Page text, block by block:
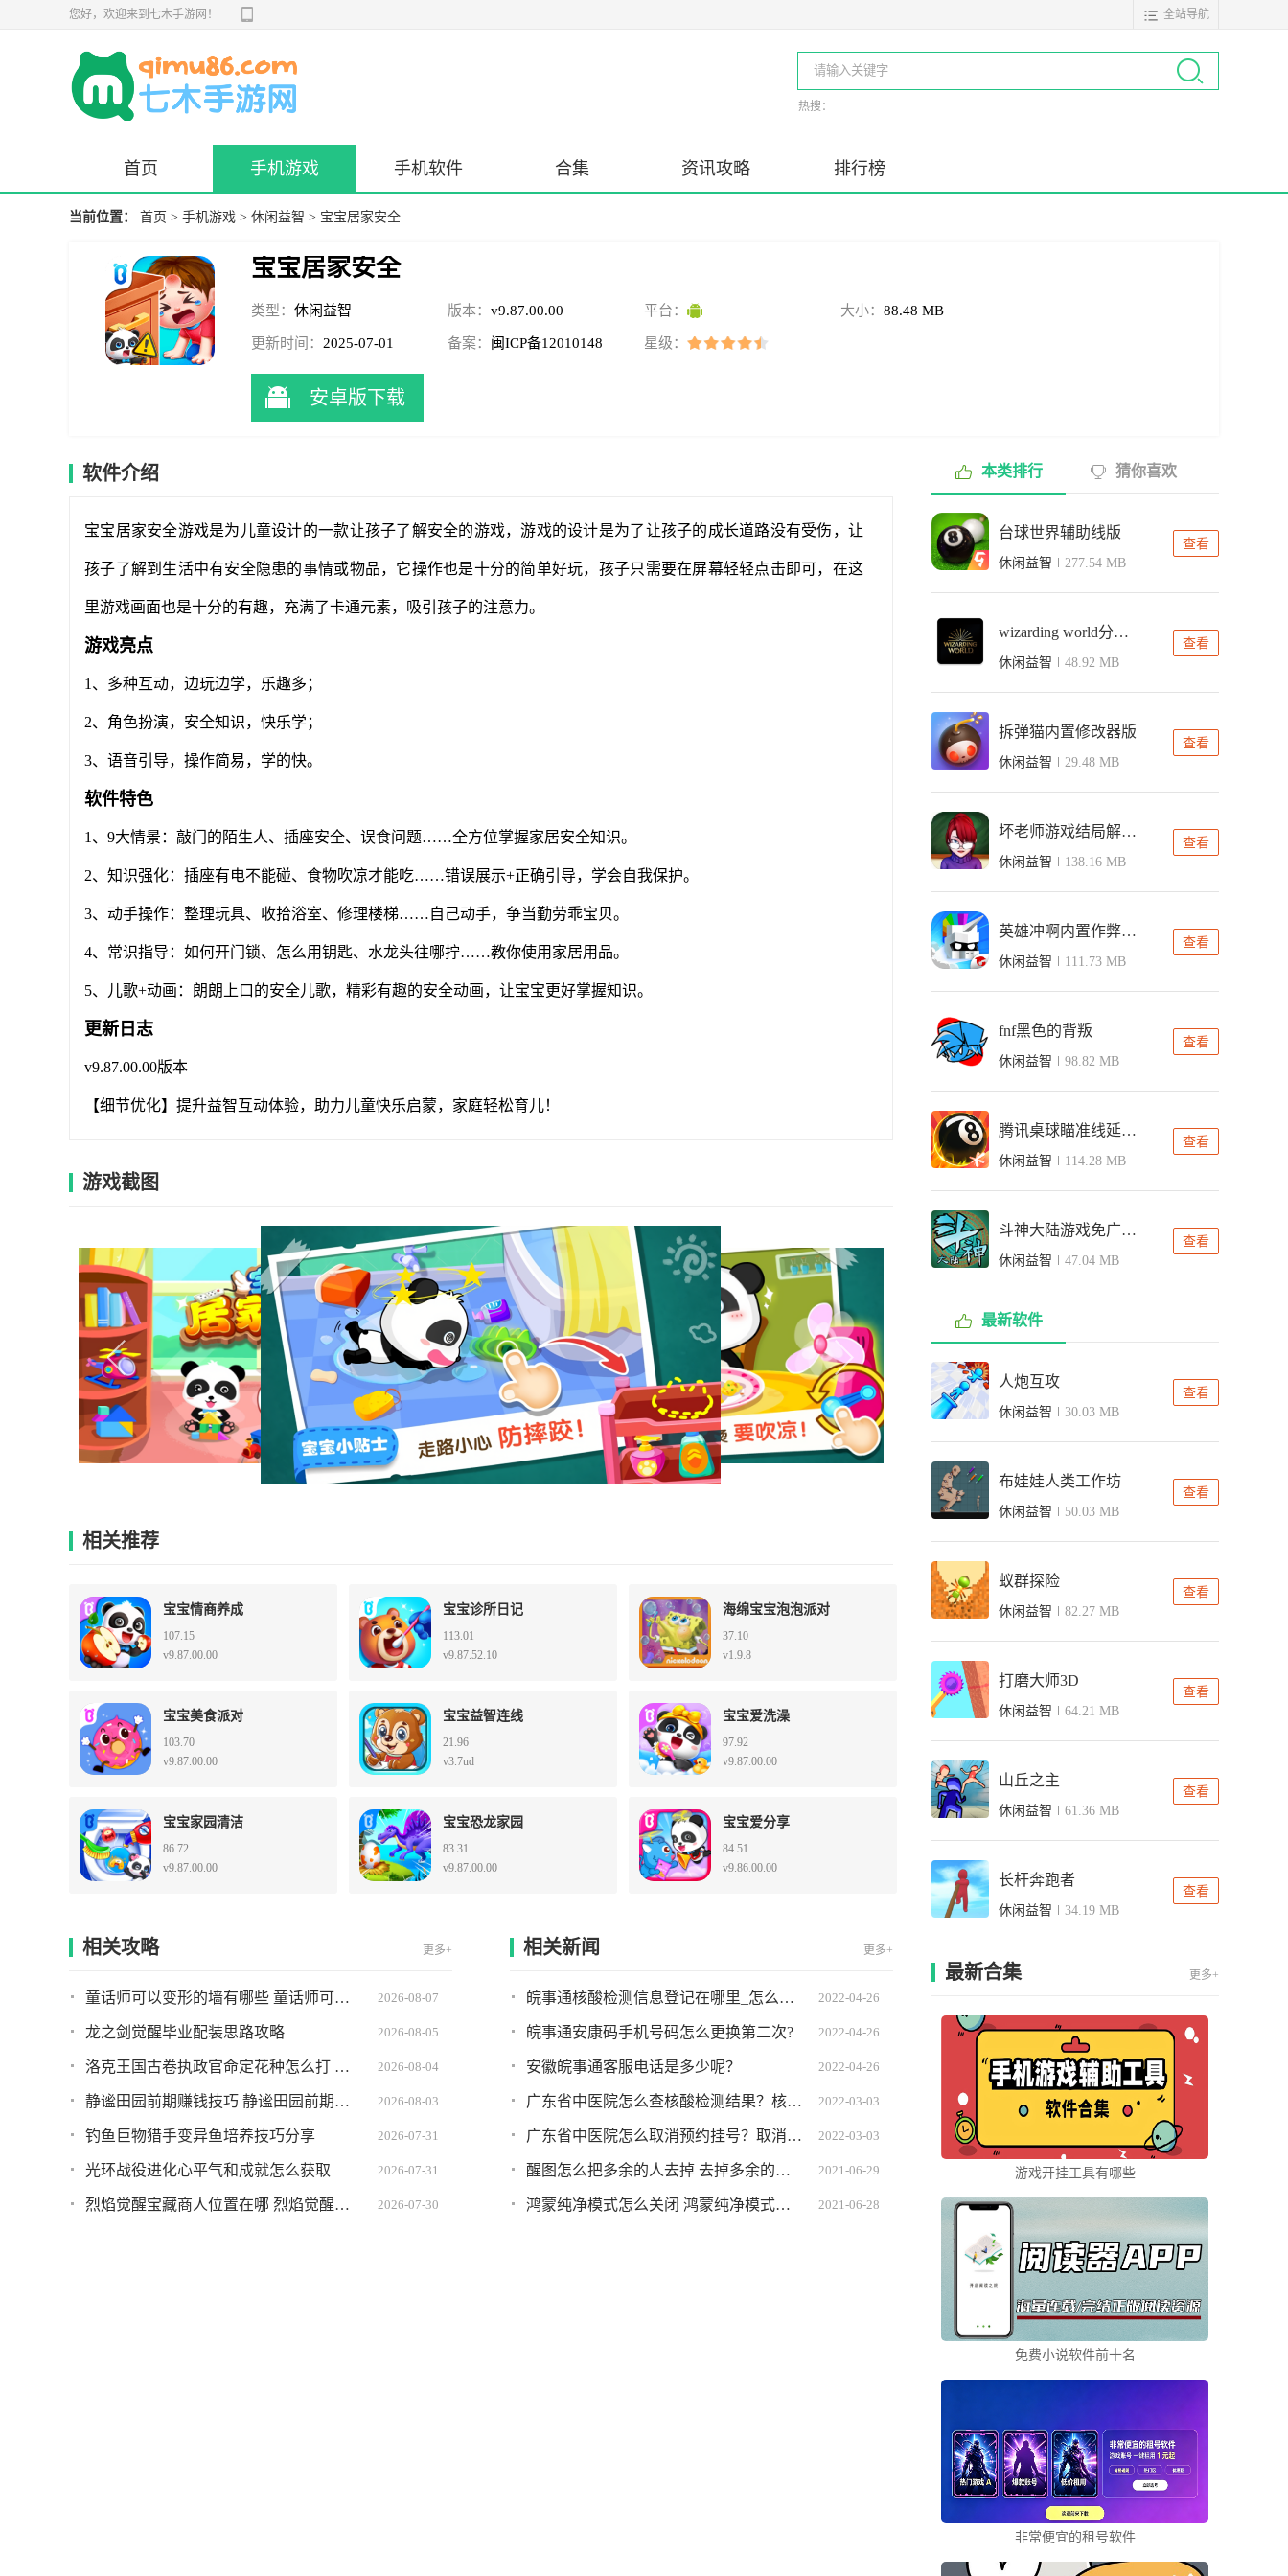
您好，欢迎来到七木手游网！ 全站导航
热搜：
首页 手机游戏 手机软件 合集 资讯攻略 排行榜
当前位置： 首页 > 手机游戏 > 休闲益智 > 宝宝居家安全
宝宝居家安全
类型： 休闲益智 版本： v9.87.00.00 平台： 大小： 88.48 MB
更新时间： 2025-07-01
17:49:00
备案： 闽ICP备12010148 星级：
安卓版下载
软件介绍
宝宝居家安全游戏是为儿童设计的一款让孩子了解安全的游戏，游戏的设计是为了让孩子的成长道路没有受伤，让
孩子了解到生活中有安全隐患的事情或物品，它操作也是十分的简单好玩，孩子只需要在屏幕轻轻点击即可，在这
里游戏画面也是十分的有趣，充满了卡通元素，吸引孩子的注意力。
游戏亮点
1、多种互动，边玩边学，乐趣多；
2、角色扮演，安全知识，快乐学；
3、语音引导，操作简易，学的快。
软件特色
1、9大情景：敲门的陌生人、插座安全、误食问题……全方位掌握家居安全知识。
2、知识强化：插座有电不能碰、食物吹凉才能吃……错误展示+正确引导，学会自我保护。
3、动手操作：整理玩具、收拾浴室、修理楼梯……自己动手，争当勤劳乖宝贝。
4、常识指导：如何开门锁、怎么用钥匙、水龙头往哪拧……教你使用家居用品。
5、儿歌+动画：朗朗上口的安全儿歌，精彩有趣的安全动画，让宝宝更好掌握知识。
更新日志
v9.87.00.00版本
【细节优化】提升益智互动体验，助力儿童快乐启蒙，家庭轻松育儿！
游戏截图
相关推荐
宝宝情商养成
107.15
v9.87.00.00
宝宝诊所日记
113.01
v9.87.52.10
海绵宝宝泡泡派对
37.10
v1.9.8
宝宝美食派对
103.70
v9.87.00.00
宝宝益智连线
21.96
v3.7ud
宝宝爱洗澡
97.92
v9.87.00.00
宝宝家园清洁
86.72
v9.87.00.00
宝宝恐龙家园
83.31
v9.87.00.00
宝宝爱分享
84.51
v9.86.00.00
相关攻略 更多+
童话师可以变形的墙有哪些 童话师可以变形的墙推荐 2026-08-07
龙之剑觉醒毕业配装思路攻略 2026-08-05
洛克王国古卷执政官命定花种怎么打 古卷执政官命定花种打法攻略 2026-08-04
静谧田园前期赚钱技巧 静谧田园前期如何快速赚到钱 2026-08-03
钓鱼巨物猎手变异鱼培养技巧分享 2026-07-31
光环战役进化心平气和成就怎么获取 2026-07-31
烈焰觉醒宝藏商人位置在哪 烈焰觉醒宝藏商人坐标 2026-07-30
相关新闻 更多+
皖事通核酸检测信息登记在哪里_怎么弄?详细图文教程 2022-04-26
皖事通安康码手机号码怎么更换第二次? 2022-04-26
安徽皖事通客服电话是多少呢？ 2022-04-26
广东省中医院怎么查核酸检测结果？核酸检测结果查询方法 2022-03-03
广东省中医院怎么取消预约挂号？取消挂号方法 2022-03-03
醒图怎么把多余的人去掉 去掉多余的人教程分享 2021-06-29
鸿蒙纯净模式怎么关闭 鸿蒙纯净模式关不掉怎么办 2021-06-28
本类排行 猜你喜欢
台球世界辅助线版
休闲益智 277.54 MB
查看
wizarding world分院测试中文版
休闲益智 48.92 MB
查看
拆弹猫内置修改器版
休闲益智 29.48 MB
查看
坏老师游戏结局解锁免费版
休闲益智 138.16 MB
查看
英雄冲啊内置作弊菜单版
休闲益智 111.73 MB
查看
fnf黑色的背叛
休闲益智 98.82 MB
查看
腾讯桌球瞄准线延长工具
休闲益智 114.28 MB
查看
斗神大陆游戏免广告版
休闲益智 47.04 MB
查看
最新软件
人炮互攻
休闲益智 30.03 MB
查看
布娃娃人类工作坊
休闲益智 50.03 MB
查看
蚁群探险
休闲益智 82.27 MB
查看
打磨大师3D
休闲益智 64.21 MB
查看
山丘之主
休闲益智 61.36 MB
查看
长杆奔跑者
休闲益智 34.19 MB
查看
最新合集 更多+
游戏开挂工具有哪些
免费小说软件前十名
非常便宜的租号软件